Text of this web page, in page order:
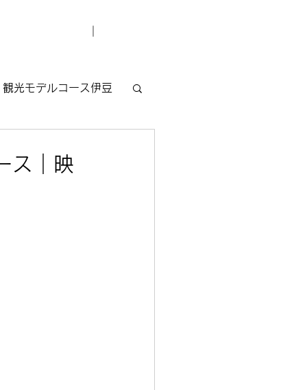
観光モデルコース伊豆
ス｜映